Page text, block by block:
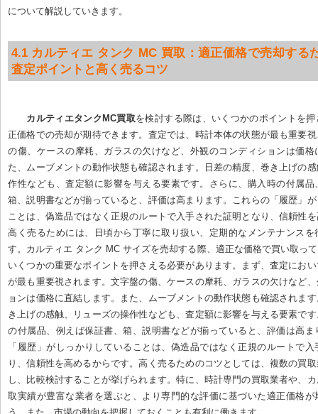
について解説していきます。
4.1 カルティエ タンク MC 買取：適正価格で売却する
査定ポイントと高く売るコツ
カルティエタンクMC買取を検討する際は、いくつかのポイントを
正価格での売却が期待できます。査定では、時計本体の状態が最も重要
の傷、ケースの摩耗、ガラスの欠けなど、外観のコンディションは価格
た、ムーブメントの動作状態も確認されます。日差の精度、巻き上げの
作性なども、査定額に影響を与える要素です。さらに、購入時の付属品
箱、説明書などが揃っていると、評価は高まります。これらの「履歴」
ことは、偽造品ではなく正規のルートで入手された証明となり、信頼性
高く売るためには、日頃から丁寧に取り扱い、定期的なメンテナンスを
す。カルティエ タンク MC サイズを売却する際、適正な価格で買い取っ
いくつかの重要なポイントを押さえる必要があります。まず、査定にお
が最も重要視されます。文字盤の傷、ケースの摩耗、ガラスの欠けなど
ョンは価格に直結します。また、ムーブメントの動作状態も確認されま
き上げの感触、リューズの操作性なども、査定額に影響を与える要素で
の付属品、例えば保証書、箱、説明書などが揃っていると、評価は高ま
「履歴」がしっかりしていることは、偽造品ではなく正規のルートで
り、信頼性を高めるからです。高く売るためのコツとしては、複数の買
し、比較検討することが挙げられます。特に、時計専門の買取業者や、
取実績が豊富な業者を選ぶと、より専門的な評価に基づいた適正価格が